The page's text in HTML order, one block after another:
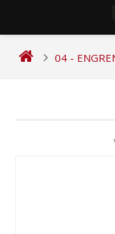
04 -